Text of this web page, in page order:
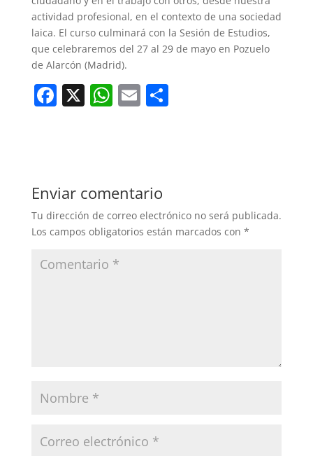
actividad profesional, en el contexto de una sociedad
laica. El curso culminará con la Sesión de Estudios,
que celebraremos del 27 al 29 de mayo en Pozuelo
de Alarcón (Madrid).
F
b
o
o
X W
A
p
p
E C
tir
Enviar comentario
Tu dirección de correo electrónico no será publicada.
Los campos obligatorios están marcados con *